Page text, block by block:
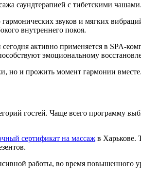
саундтерапией с тибетскими чашами.
звуков и мягких
внутреннего покоя.
активно применяется в SPA-
эмоциональному
но и прожить момент гармонии вместе.
гостей. Чаще всего
сертификат на массаж в Харькове.
работы, во время повышенного